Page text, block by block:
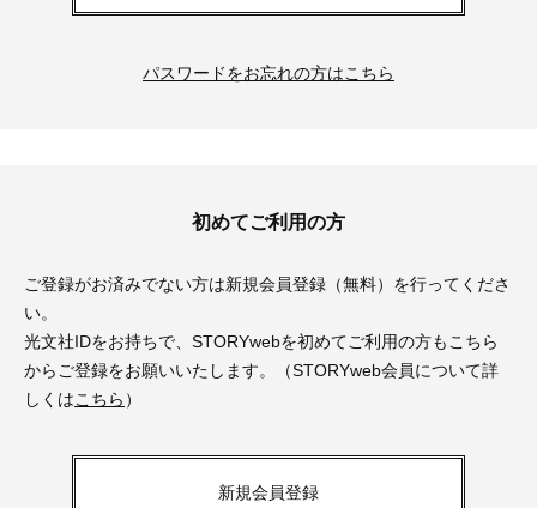
パスワードをお忘れの方はこちら
初めてご利用の方
ご登録がお済みでない方は新規会員登録（無料）を行ってくださ
い。
光文社IDをお持ちで、STORYwebを初めてご利用の方もこちら
からご登録をお願いいたします。（STORYweb会員について詳
しくはこちら ）
新規会員登録